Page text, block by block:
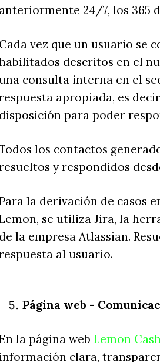
anteriormente 24/7, los 365
Cada vez que un usuario se
descritos en el
consulta interna en el
apropiada, es
disposición para poder
los contactos
y respondidos
la derivación de casos
se utiliza Jira, la
de la empresa Atlassian.
al usuario.
Página web -
la página web Lemon
información clara,